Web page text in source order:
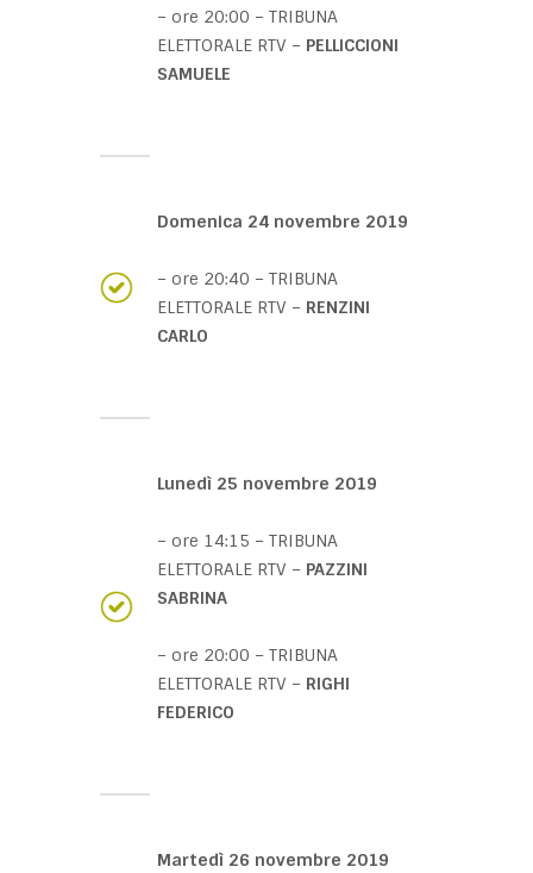
– ore 20:00 – TRIBUNA
ELETTORALE RTV – PELLICCIONI
SAMUELE
Domenica 24 novembre 2019
– ore 20:40 – TRIBUNA
ELETTORALE RTV – RENZINI
CARLO
Lunedì 25 novembre 2019
– ore 14:15 – TRIBUNA
ELETTORALE RTV – PAZZINI
SABRINA
– ore 20:00 – TRIBUNA
ELETTORALE RTV – RIGHI
FEDERICO
Martedì 26 novembre 2019